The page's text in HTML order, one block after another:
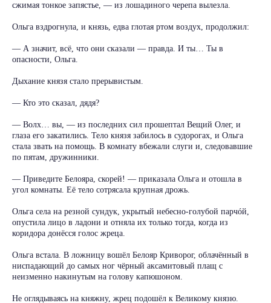
сжимая тонкое запястье, — из лошадиного черепа вылезла.
Ольга вздрогнула, и князь, едва глотая ртом воздух, продолжил:
— А значит, всё, что они сказали — правда. И ты… Ты в
опасности, Ольга.
Дыхание князя стало прерывистым.
— Кто это сказал, дядя?
— Волх… вы, — из последних сил прошептал Вещий Олег, и
глаза его закатились. Тело князя забилось в судорогах, и Ольга
стала звать на помощь. В комнату вбежали слуги и, следовавшие
по пятам, дружинники.
— Приведите Белояра, скорей! — приказала Ольга и отошла в
угол комнаты. Её тело сотрясала крупная дрожь.
Ольга села на резной сундук, укрытый небесно-голубой парчóй,
опустила лицо в ладони и отняла их только тогда, когда из
коридора донёсся голос жреца.
Ольга встала. В ложницу вошёл Белояр Криворог, облачённый в
ниспадающий до самых ног чёрный аксамитовый плащ с
неизменно накинутым на голову капюшоном.
Не оглядываясь на княжну, жрец подошёл к Великому князю.